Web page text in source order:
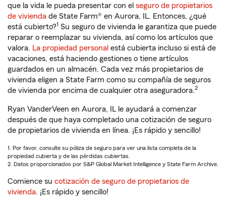
que la vida le pueda presentar con el seguro de propietarios
de vivienda de State Farm® en Aurora, IL. Entonces, ¿qué
está cubierto?1 Su seguro de vivienda le garantiza que puede
reparar o reemplazar su vivienda, así como los artículos que
valora. La propiedad personal está cubierta incluso si está de
vacaciones, está haciendo gestiones o tiene artículos
guardados en un almacén. Cada vez más propietarios de
vivienda eligen a State Farm como su compañía de seguros
de vivienda por encima de cualquier otra aseguradora.2
Ryan VanderVeen en Aurora, IL le ayudará a comenzar
después de que haya completado una cotización de seguro
de propietarios de vivienda en línea. ¡Es rápido y sencillo!
1. Por favor, consulte su póliza de seguro para ver una lista completa de la
propiedad cubierta y de las pérdidas cubiertas.
2. Datos proporcionados por S&P Global Market Intelligence y State Farm Archive.
Comience su cotización de seguro de propietarios de
vivienda. ¡Es rápido y sencillo!